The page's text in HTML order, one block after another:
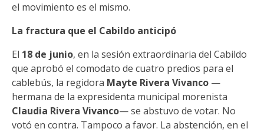
el movimiento es el mismo.
La fractura que el Cabildo anticipó
El 18 de junio, en la sesión extraordinaria del Cabildo
que aprobó el comodato de cuatro predios para el
cablebús, la regidora Mayte Rivera Vivanco —
hermana de la expresidenta municipal morenista
Claudia Rivera Vivanco— se abstuvo de votar. No
votó en contra. Tampoco a favor. La abstención, en el